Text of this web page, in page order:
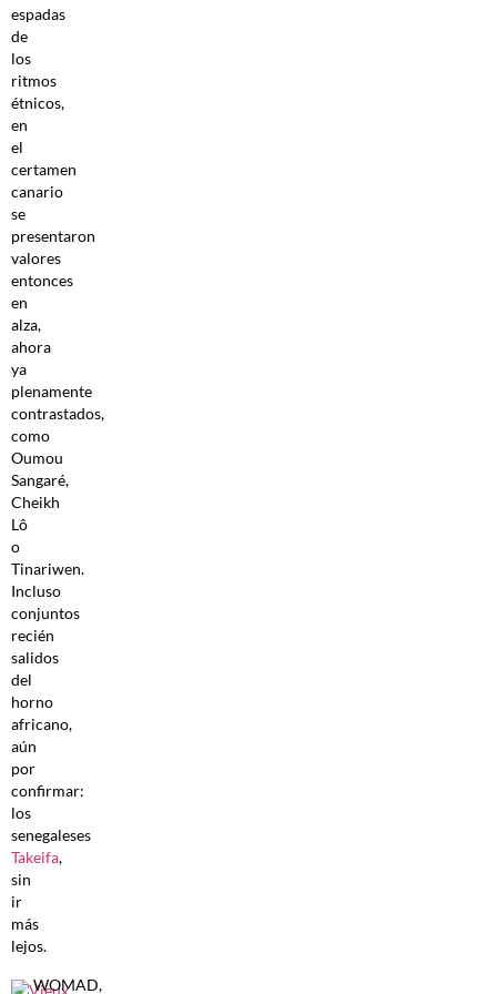
espadas
de
los
ritmos
étnicos,
en
el
certamen
canario
se
presentaron
valores
entonces
en
alza,
ahora
ya
plenamente
contrastados,
como
Oumou
Sangaré,
Cheikh
Lô
o
Tinariwen.
Incluso
conjuntos
recién
salidos
del
horno
africano,
aún
por
confirmar:
los
senegaleses
Takeifa,
sin
ir
más
lejos.
WOMAD,